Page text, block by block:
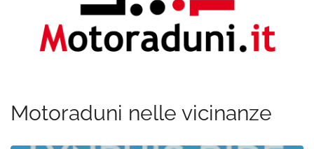
Motoraduni nelle vicinanze